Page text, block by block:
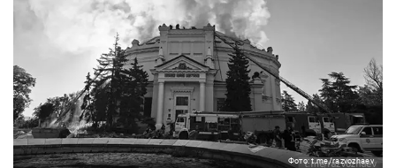
Фото: t.me/razvozhaev